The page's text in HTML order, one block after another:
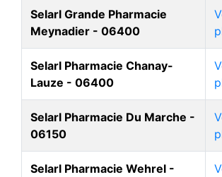
Selarl Grande Pharmacie
Meynadier - 06400
Selarl Pharmacie Chanay-
Lauze - 06400
Selarl Pharmacie Du Marche -
06150
Selarl Pharmacie Wehrel -